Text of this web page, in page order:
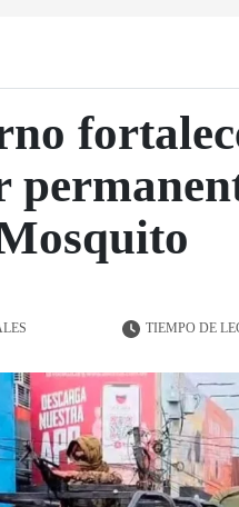
TIEMPO DE